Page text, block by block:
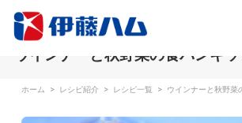
ウインナーと秋野菜の食パンキ
ホーム > レシピ紹介 > レシピ一覧 > ウインナーと秋野菜